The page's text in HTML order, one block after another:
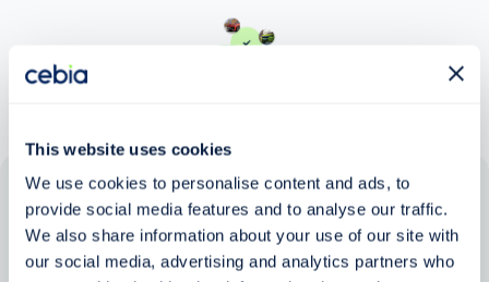
This website uses cookies
We use cookies to personalise content and ads, to
provide social media features and to analyse our traffic.
We also share information about your use of our site with
our social media, advertising and analytics partners who
Zkušenosti zákazníků
Zjistěte, co o našem prověření říkají lidé